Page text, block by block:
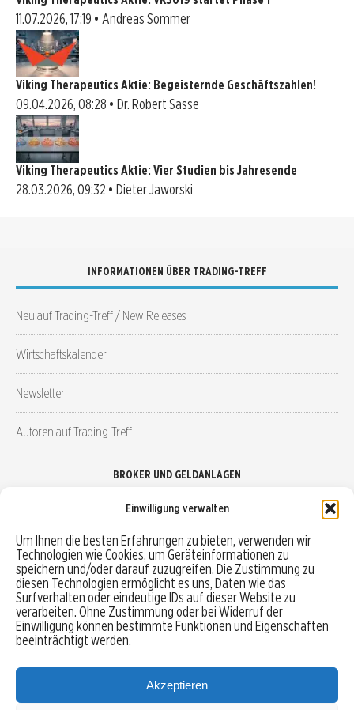
Einwilligung verwalten
Um Ihnen die besten Erfahrungen zu bieten, verwenden wir
Technologien wie Cookies, um Geräteinformationen zu
speichern und/oder darauf zuzugreifen. Die Zustimmung zu
diesen Technologien ermöglicht es uns, Daten wie das
Surfverhalten oder eindeutige IDs auf dieser Website zu
verarbeiten. Ohne Zustimmung oder bei Widerruf der
Einwilligung können bestimmte Funktionen und Eigenschaften
beeinträchtigt werden.
Akzeptieren
11.07.2026, 17:19 • Andreas Sommer
Viking Therapeutics Aktie: Begeisternde Geschäftszahlen!
09.04.2026, 08:28 • Dr. Robert Sasse
Viking Therapeutics Aktie: Vier Studien bis Jahresende
28.03.2026, 09:32 • Dieter Jaworski
INFORMATIONEN ÜBER TRADING-TREFF
Neu auf Trading-Treff / New Releases
Wirtschaftskalender
Newsletter
Autoren auf Trading-Treff
BROKER UND GELDANLAGEN
Robo-Advisor vergleichen
Depotvergleich
Festgeld vergleichen
Tagesgeld vergleichen